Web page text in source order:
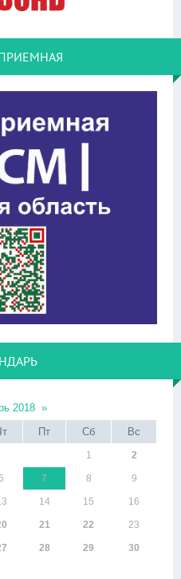
2018 »
Пт Сб Вс
1 2
7 8 9
14 15 16
21 22 23
28 29 30